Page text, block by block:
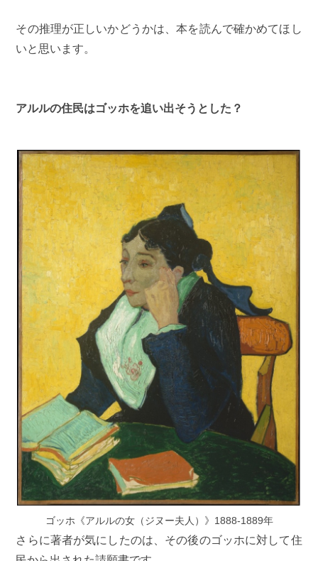
その推理が正しいかどうかは、本を読んで確かめてほし
いと思います。
アルルの住民はゴッホを追い出そうとした？
ゴッホ《アルルの女（ジヌー夫人）》1888-1889年
さらに著者が気にしたのは、その後のゴッホに対して住